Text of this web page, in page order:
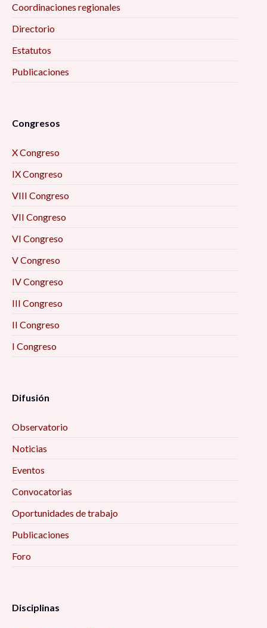
Coordinaciones regionales
Directorio
Estatutos
Publicaciones
Congresos
X Congreso
IX Congreso
VIII Congreso
VII Congreso
VI Congreso
V Congreso
IV Congreso
III Congreso
II Congreso
I Congreso
Difusión
Observatorio
Noticias
Eventos
Convocatorias
Oportunidades de trabajo
Publicaciones
Foro
Disciplinas